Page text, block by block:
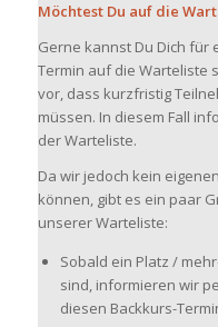
Möchtest Du auf die
Gerne kannst Du Dich
Termin auf die Warteliste
vor, dass kurzfristig
müssen. In diesem Fall
der Warteliste.
Da wir jedoch kein
können, gibt es ein paar
unserer Warteliste:
Sobald ein Platz /
sind, informieren wir
diesen Backkurs-